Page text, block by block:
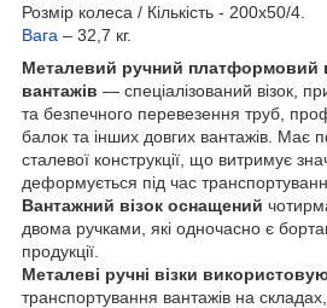
Розмір колеса / Кількість - 200х50/4.
Вага – 32,7 кг.
Металевий ручний платформовий
вантажів — спеціалізований візок,
та безпечного перевезення труб,
балок та інших довгих вантажів. Має
сталевої конструкції, що витримує
деформується під час
Вантажний візок оснащений
двома ручками, які одночасно є
продукції.
Металеві ручні візки
транспортування вантажів на